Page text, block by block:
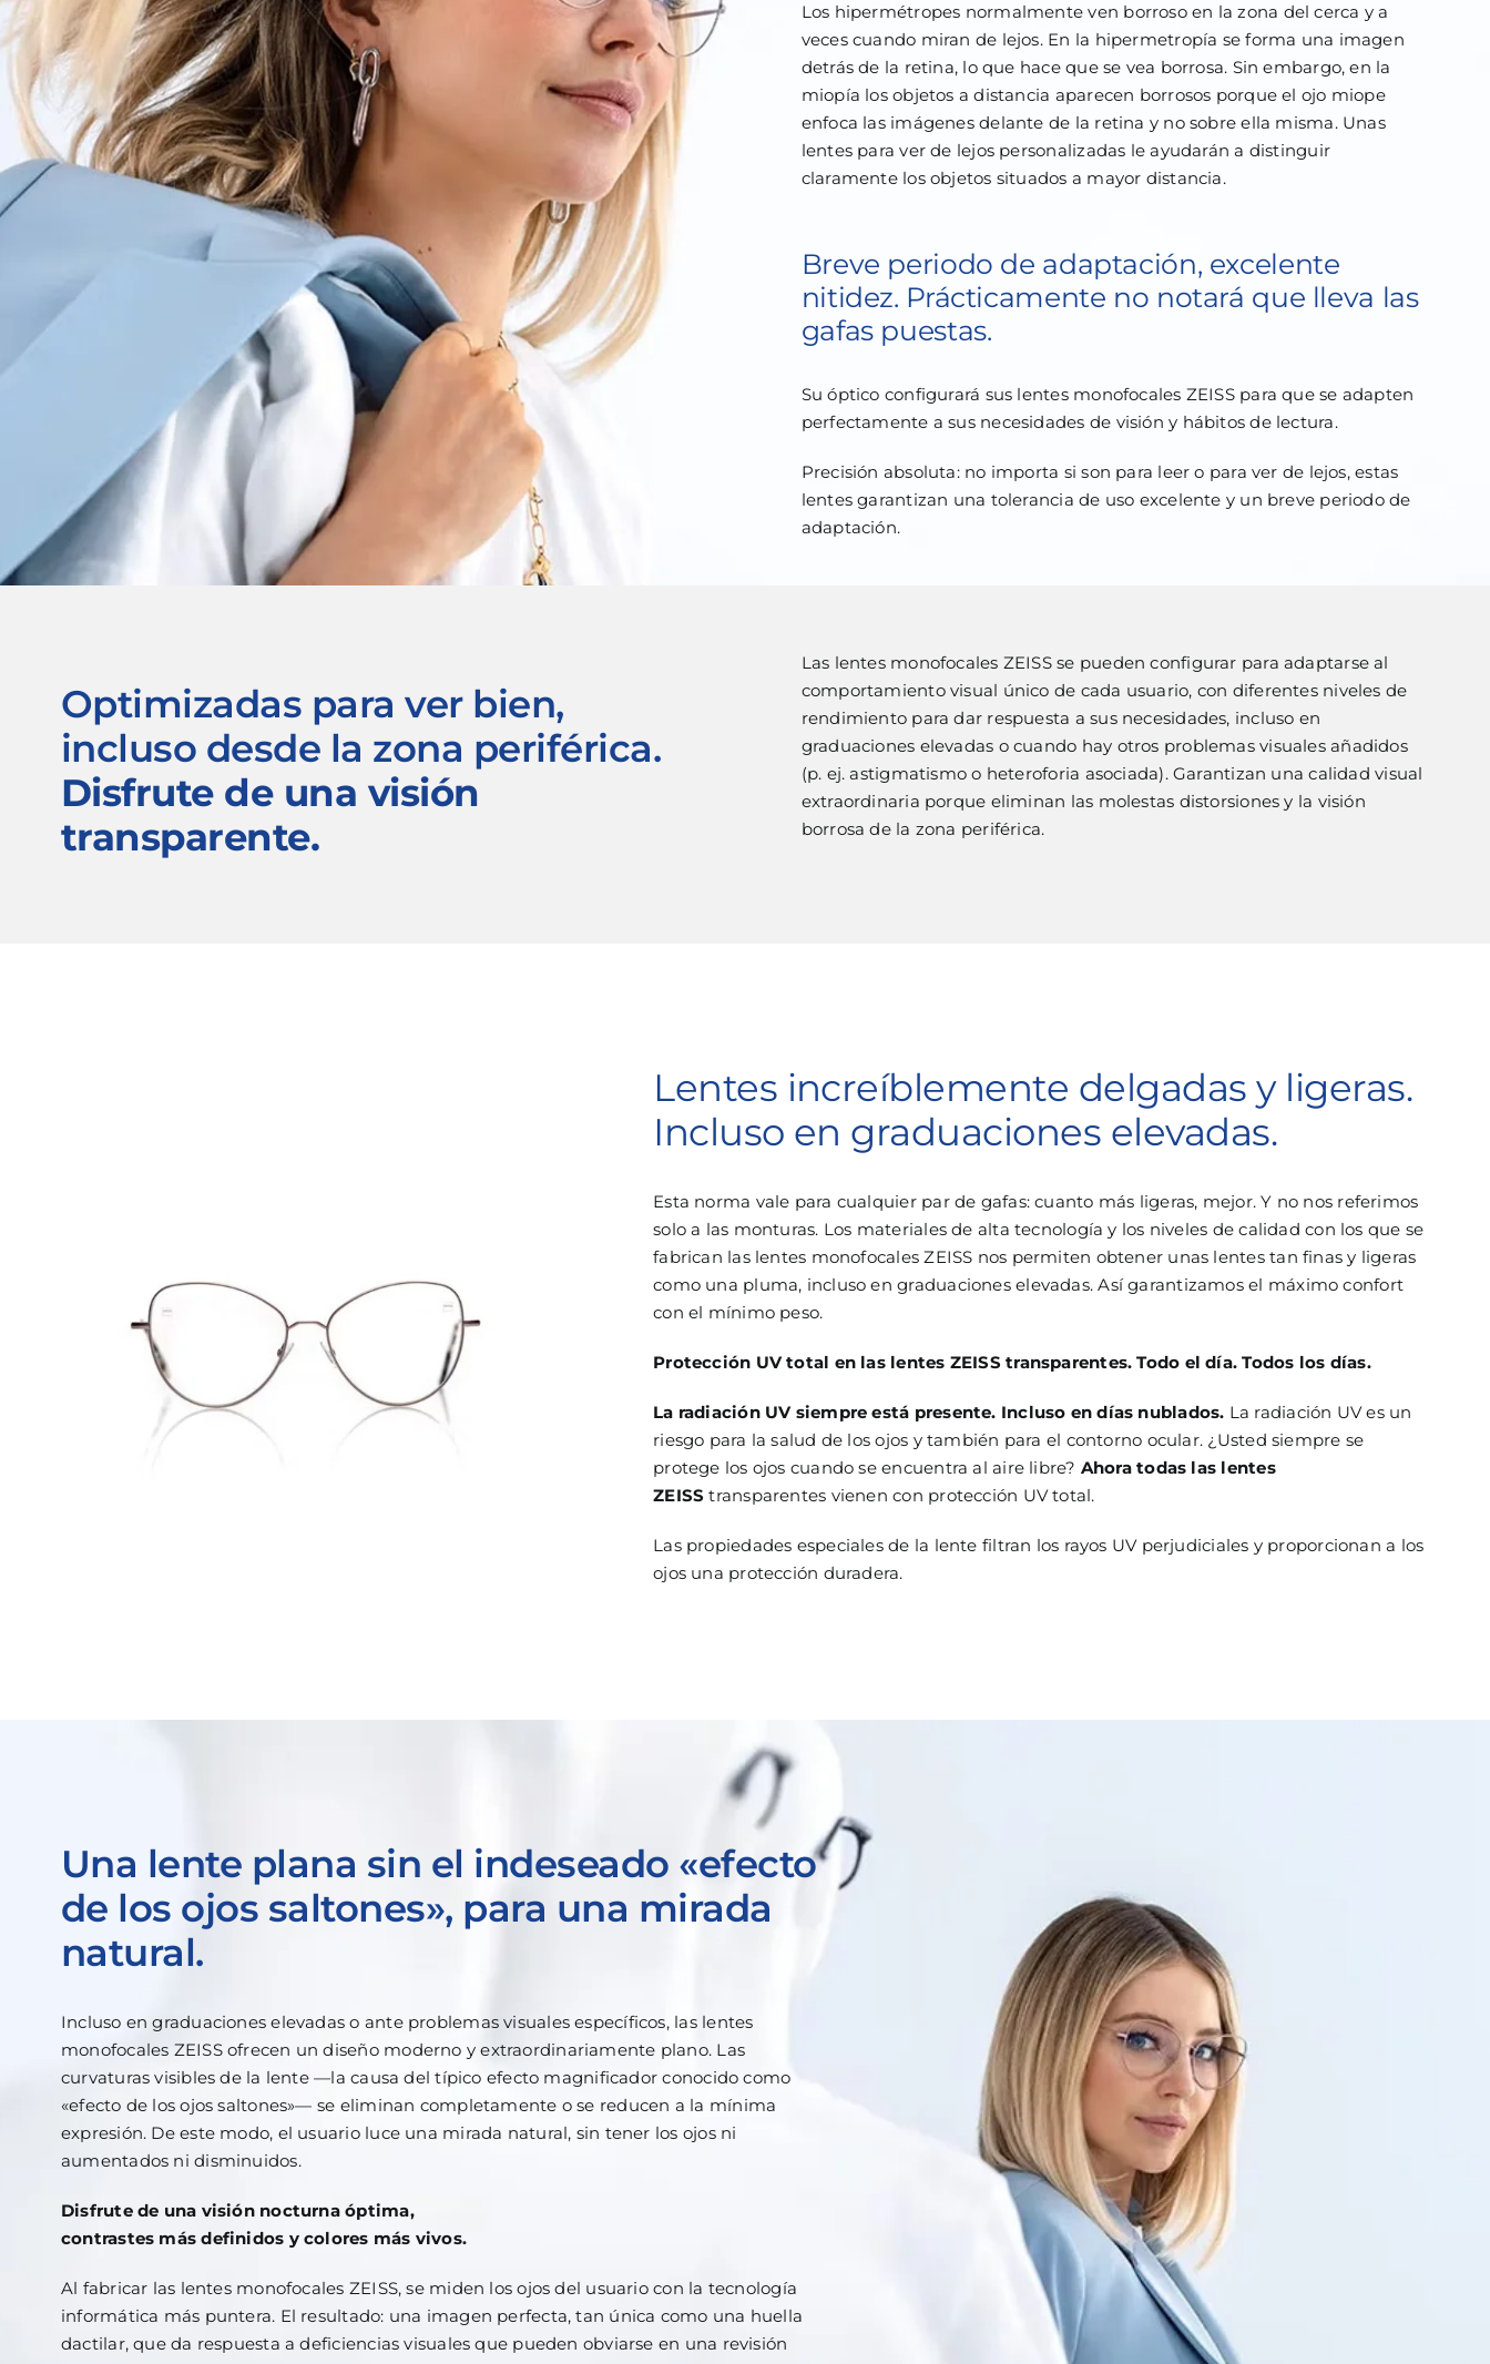
Los hipermétropes normalmente ven borroso en la zona del cerca y a
veces cuando miran de lejos. En la hipermetropía se forma una imagen
detrás de la retina, lo que hace que se vea borrosa. Sin embargo, en la
miopía los objetos a distancia aparecen borrosos porque el ojo miope
enfoca las imágenes delante de la retina y no sobre ella misma. Unas
lentes para ver de lejos personalizadas le ayudarán a distinguir
claramente los objetos situados a mayor distancia.
Breve periodo de adaptación, excelente
nitidez. Prácticamente no notará que lleva las
gafas puestas.
Su óptico configurará sus lentes monofocales ZEISS para que se adapten
perfectamente a sus necesidades de visión y hábitos de lectura.
Precisión absoluta: no importa si son para leer o para ver de lejos, estas
lentes garantizan una tolerancia de uso excelente y un breve periodo de
adaptación.
Optimizadas para ver bien,
incluso desde la zona periférica.
Disfrute de una visión
transparente.
Las lentes monofocales ZEISS se pueden configurar para adaptarse al
comportamiento visual único de cada usuario, con diferentes niveles de
rendimiento para dar respuesta a sus necesidades, incluso en
graduaciones elevadas o cuando hay otros problemas visuales añadidos
(p. ej. astigmatismo o heteroforia asociada). Garantizan una calidad visual
extraordinaria porque eliminan las molestas distorsiones y la visión
borrosa de la zona periférica.
Lentes increíblemente delgadas y ligeras.
Incluso en graduaciones elevadas.
Esta norma vale para cualquier par de gafas: cuanto más ligeras, mejor. Y no nos referimos
solo a las monturas. Los materiales de alta tecnología y los niveles de calidad con los que se
fabrican las lentes monofocales ZEISS nos permiten obtener unas lentes tan finas y ligeras
como una pluma, incluso en graduaciones elevadas. Así garantizamos el máximo confort
con el mínimo peso.
Protección UV total en las lentes ZEISS transparentes. Todo el día. Todos los días.
La radiación UV siempre está presente. Incluso en días nublados. La radiación UV es un
riesgo para la salud de los ojos y también para el contorno ocular. ¿Usted siempre se
protege los ojos cuando se encuentra al aire libre? Ahora todas las lentes
ZEISS transparentes vienen con protección UV total.
Las propiedades especiales de la lente filtran los rayos UV perjudiciales y proporcionan a los
ojos una protección duradera.
Una lente plana sin el indeseado «efecto
de los ojos saltones», para una mirada
natural.
Incluso en graduaciones elevadas o ante problemas visuales específicos, las lentes
monofocales ZEISS ofrecen un diseño moderno y extraordinariamente plano. Las
curvaturas visibles de la lente —la causa del típico efecto magnificador conocido como
«efecto de los ojos saltones»— se eliminan completamente o se reducen a la mínima
expresión. De este modo, el usuario luce una mirada natural, sin tener los ojos ni
aumentados ni disminuidos.
Disfrute de una visión nocturna óptima,
contrastes más definidos y colores más vivos.
Al fabricar las lentes monofocales ZEISS, se miden los ojos del usuario con la tecnología
informática más puntera. El resultado: una imagen perfecta, tan única como una huella
dactilar, que da respuesta a deficiencias visuales que pueden obviarse en una revisión